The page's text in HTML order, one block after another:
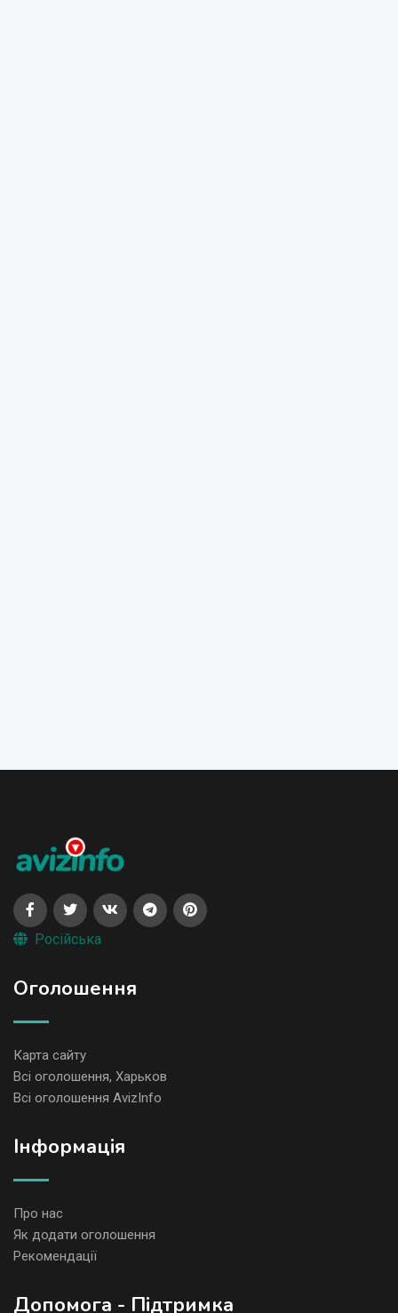
Російська
Оголошення
Карта сайту
Всі оголошення, Харьков
Всі оголошення AvizInfo
Iнформація
Про нас
Як додати оголошення
Рекомендації
Допомога - Підтримка